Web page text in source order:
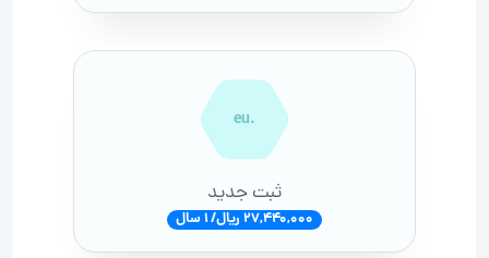
.eu
ثبت جدید
27,440,000 ریال/ 1 سال